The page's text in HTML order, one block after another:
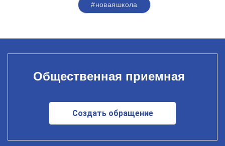
#новаяшкола
Общественная приемная
Создать обращение